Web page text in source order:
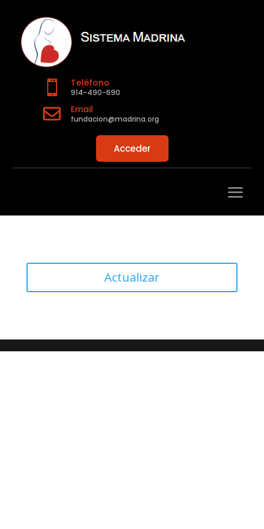
 Teléfono
914-490-690
 Email
fundacion@madrina.org
Acceder
Actualizar